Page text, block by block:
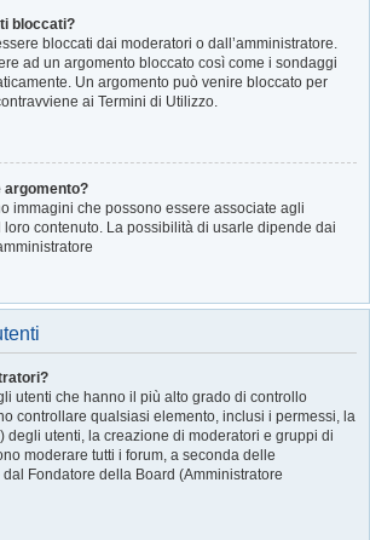
bloccati?
bloccati dai moderatori o dall’amministratore.
ad un argomento bloccato così come i sondaggi
Un argomento può venire bloccato per
ai Termini di Utilizzo.
argomento?
immagini che possono essere associate agli
contenuto. La possibilità di usarle dipende dai
utenti che hanno il più alto grado di controllo
controllare qualsiasi elemento, inclusi i permessi, la
degli utenti, la creazione di moderatori e gruppi di
moderare tutti i forum, a seconda delle
Fondatore della Board (Amministratore